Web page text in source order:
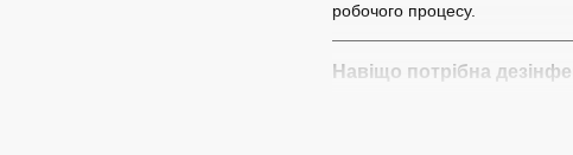
робочого процесу.
Навіщо потрібна